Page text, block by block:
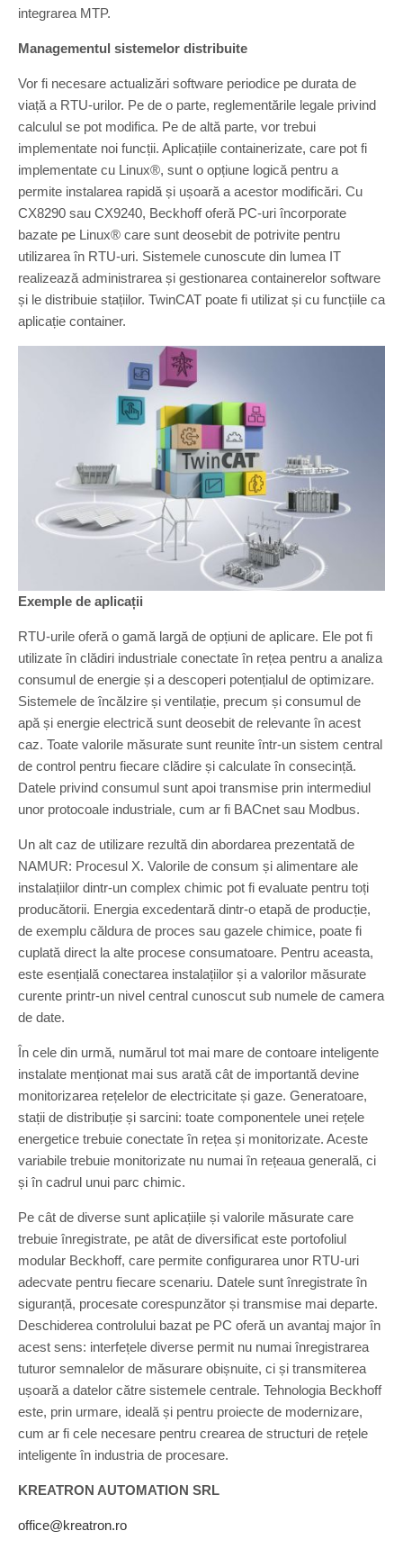
integrarea MTP.
Managementul sistemelor distribuite
Vor fi necesare actualizări software periodice pe durata de
viață a RTU-urilor. Pe de o parte, reglementările legale privind
calculul se pot modifica. Pe de altă parte, vor trebui
implementate noi funcții. Aplicațiile containerizate, care pot fi
implementate cu Linux®, sunt o opțiune logică pentru a
permite instalarea rapidă și ușoară a acestor modificări. Cu
CX8290 sau CX9240, Beckhoff oferă PC-uri încorporate
bazate pe Linux® care sunt deosebit de potrivite pentru
utilizarea în RTU-uri. Sistemele cunoscute din lumea IT
realizează administrarea și gestionarea containerelor software
și le distribuie stațiilor. TwinCAT poate fi utilizat și cu funcțiile ca
aplicație container.
Exemple de aplicații
RTU-urile oferă o gamă largă de opțiuni de aplicare. Ele pot fi
utilizate în clădiri industriale conectate în rețea pentru a analiza
consumul de energie și a descoperi potențialul de optimizare.
Sistemele de încălzire și ventilație, precum și consumul de
apă și energie electrică sunt deosebit de relevante în acest
caz. Toate valorile măsurate sunt reunite într-un sistem central
de control pentru fiecare clădire și calculate în consecință.
Datele privind consumul sunt apoi transmise prin intermediul
unor protocoale industriale, cum ar fi BACnet sau Modbus.
Un alt caz de utilizare rezultă din abordarea prezentată de
NAMUR: Procesul X. Valorile de consum și alimentare ale
instalațiilor dintr-un complex chimic pot fi evaluate pentru toți
producătorii. Energia excedentară dintr-o etapă de producție,
de exemplu căldura de proces sau gazele chimice, poate fi
cuplată direct la alte procese consumatoare. Pentru aceasta,
este esențială conectarea instalațiilor și a valorilor măsurate
curente printr-un nivel central cunoscut sub numele de camera
de date.
În cele din urmă, numărul tot mai mare de contoare inteligente
instalate menționat mai sus arată cât de importantă devine
monitorizarea rețelelor de electricitate și gaze. Generatoare,
stații de distribuție și sarcini: toate componentele unei rețele
energetice trebuie conectate în rețea și monitorizate. Aceste
variabile trebuie monitorizate nu numai în rețeaua generală, ci
și în cadrul unui parc chimic.
Pe cât de diverse sunt aplicațiile și valorile măsurate care
trebuie înregistrate, pe atât de diversificat este portofoliul
modular Beckhoff, care permite configurarea unor RTU-uri
adecvate pentru fiecare scenariu. Datele sunt înregistrate în
siguranță, procesate corespunzător și transmise mai departe.
Deschiderea controlului bazat pe PC oferă un avantaj major în
acest sens: interfețele diverse permit nu numai înregistrarea
tuturor semnalelor de măsurare obișnuite, ci și transmiterea
ușoară a datelor către sistemele centrale. Tehnologia Beckhoff
este, prin urmare, ideală și pentru proiecte de modernizare,
cum ar fi cele necesare pentru crearea de structuri de rețele
inteligente în industria de procesare.
KREATRON AUTOMATION SRL
office@kreatron.ro